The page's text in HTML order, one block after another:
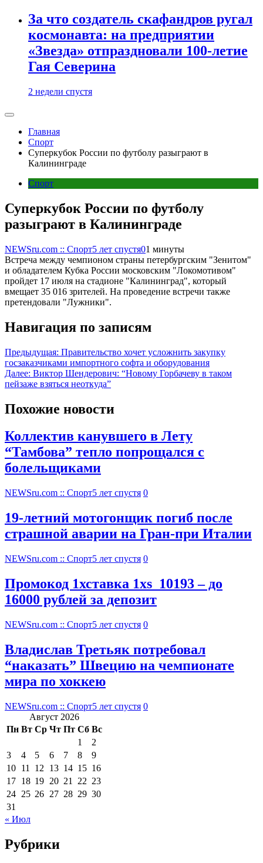
За что создатель скафандров ругал
космонавта: на предприятии
«Звезда» отпраздновали 100-летие
Гая Северина
2 недели спустя
Главная
Спорт
Суперкубок России по футболу разыграют в
Калининграде
Спорт
Суперкубок России по футболу
разыграют в Калининграде
NEWSru.com :: Спорт5 лет спустя01 минуты
Встреча между чемпионом страны петербургским "Зенитом"
и обладателем Кубка России московским "Локомотивом"
пройдет 17 июля на стадионе "Калининград", который
вмещает 35 016 зрителей. На проведение встречи также
претендовали "Лужники".
Навигация по записям
Предыдущая: Правительство хочет усложнить закупку
госзаказчиками импортного софта и оборудования
Далее: Виктор Шендерович: “Новому Горбачеву в таком
пейзаже взяться неоткуда”
Похожие новости
Коллектив канувшего в Лету
“Тамбова” тепло попрощался с
болельщиками
NEWSru.com :: Спорт5 лет спустя 0
19-летний мотогонщик погиб после
страшной аварии на Гран-при Италии
NEWSru.com :: Спорт5 лет спустя 0
Промокод 1хставка 1xs_10193 – до
16000 рублей за депозит
NEWSru.com :: Спорт5 лет спустя 0
Владислав Третьяк потребовал
“наказать” Швецию на чемпионате
мира по хоккею
NEWSru.com :: Спорт5 лет спустя 0
Август 2026
Пн Вт Ср Чт Пт Сб Вс
1
2
3
4 5 6 7 8
9
10 11 12 13 14 15 16
17 18 19 20 21 22 23
24 25 26 27 28 29 30
31
« Июл
Рубрики